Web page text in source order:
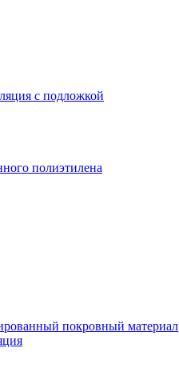
с подложкой
полиэтилена
покровный материал